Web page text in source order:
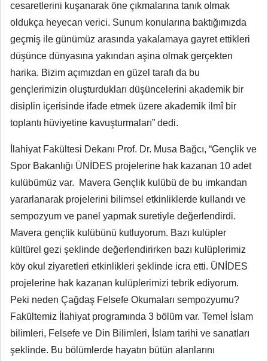
cesaretlerini kuşanarak öne çıkmalarına tanık olmak
oldukça heyecan verici. Sunum konularına baktığımızda
geçmiş ile günümüz arasında yakalamaya gayret ettikleri
düşünce dünyasına yakından aşina olmak gerçekten
harika. Bizim açımızdan en güzel tarafı da bu
gençlerimizin oluşturdukları düşüncelerini akademik bir
disiplin içerisinde ifade etmek üzere akademik ilmî bir
toplantı hüviyetine kavuşturmaları” dedi.
İlahiyat Fakültesi Dekanı Prof. Dr. Musa Bağcı, “Gençlik ve
Spor Bakanlığı ÜNİDES projelerine hak kazanan 10 adet
kulübümüz var. Mavera Gençlik kulübü de bu imkandan
yararlanarak projelerini bilimsel etkinliklerde kullandı ve
sempozyum ve panel yapmak suretiyle değerlendirdi.
Mavera gençlik kulübünü kutluyorum. Bazı kulüpler
kültürel gezi şeklinde değerlendirirken bazı kulüplerimiz
köy okul ziyaretleri etkinlikleri şeklinde icra etti. ÜNİDES
projelerine hak kazanan kulüplerimizi tebrik ediyorum.
Peki neden Çağdaş Felsefe Okumaları sempozyumu?
Fakültemiz İlahiyat programında 3 bölüm var. Temel İslam
bilimleri, Felsefe ve Din Bilimleri, İslam tarihi ve sanatları
şeklinde. Bu bölümlerde hayatın bütün alanlarını